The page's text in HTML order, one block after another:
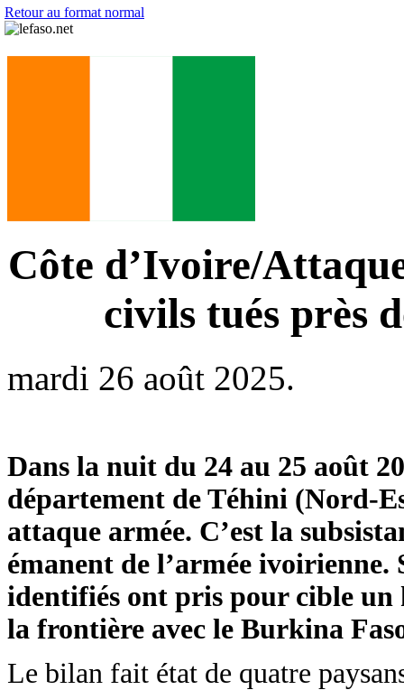
Retour au format normal
Côte d’Ivoire/
civils tués près
mardi 26 août 2025.
Dans la nuit du 24 au 25 août
département de Téhini (Nord-
attaque armée. C’est la
émanent de l’armée
identifiés ont pris pour cible un
la frontière avec le Burkina
Le bilan fait état de quatre